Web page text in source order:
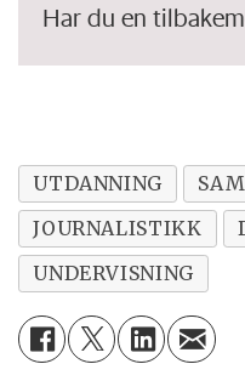
Har du en
debattinnlegget.
UTDANNING
JOURNALISTIKK
UNDERVISNING